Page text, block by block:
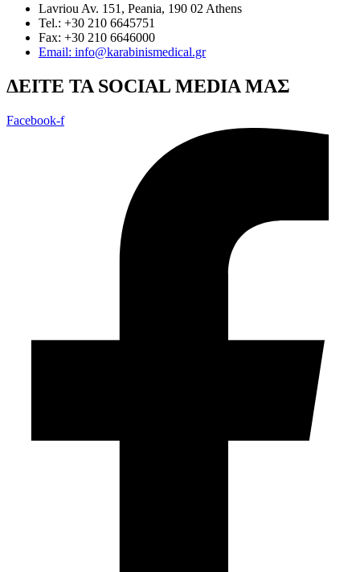
Lavriou Av. 151, Peania, 190 02 Athens
Tel.: +30 210 6645751
Fax: +30 210 6646000
Email: info@karabinismedical.gr
ΔEITE TA SOCIAL MEDIA ΜΑΣ
Facebook-f